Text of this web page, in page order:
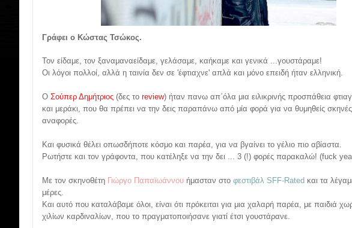
Γράφει ο Κώστας Τσώκος.
Τον είδαμε, τον ξαναμαναείδαμε, γελάσαμε, καήκαμε και γενικά ...γουστάραμε!
Οι λόγοι πολλοί, αλλά η ταινία δεν σε 'έφτιαχνε' απλά και μόνο επειδή ήταν ελληνική.
Ο Σούπερ Δημήτριος (δες το review) ήταν πανω απ΄όλα μια ειλικρινής προσπάθεια
και μεράκι, που θα πρέπει να την δεις παραπάνω από μία φορά για να θυμηθείς σκηνές
αναφορές.
Και φυσικά θέλει οπωσδήποτε κόσμο και παρέα, για να βγαίνει το γέλιο πιο αβίαστα.
Ρωτήστε και τον γράφοντα, που κατέληξε να την δει ... 3 (!) φορές παρακαλώ! (fuck
Με τον σκηνοθέτη Γιώργο Παπαϊωάννου ήμασταν στο φεστιβάλ SFF-Rated και τα
μέρες.
Και αυτό που καταλάβαμε όλοι, είναι ότι πρόκειται για μια χαλαρή παρέα, με παιδιά
χιλίων καρδιναλίων, που το πραγματοποιήσανε γιατί έτσι γουστάρανε.